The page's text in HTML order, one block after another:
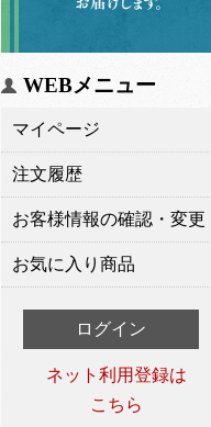
WEBメニュー
マイページ
注文履歴
お客様情報の確認・変更
お気に入り商品
ログイン
ネット利用登録は
こちら